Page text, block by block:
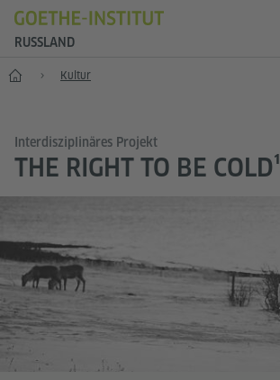
RUSSLAND
Start Kultur
Interdisziplinäres Projekt
THE RIGHT TO BE COLD¹